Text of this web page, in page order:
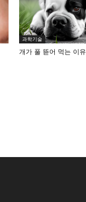
과학기술
개가 풀 뜯어 먹는 이유